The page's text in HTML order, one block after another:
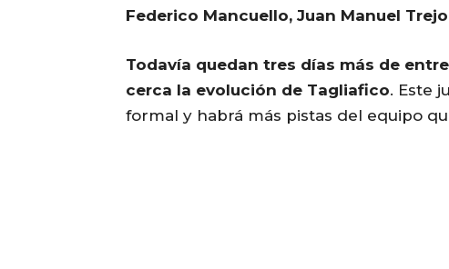
Federico Mancuello, Juan Manuel
Todavía quedan tres días más de
cerca la evolución de Tagliafico. Este
formal y habrá más pistas del equipo